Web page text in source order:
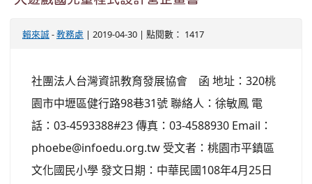
賴來誠-教務處 | 2019-04-30 | 點閱數： 1417
社團法人台灣資訊教育發展協會 函 地址：320桃
園市中壢區健行路98巷31號 聯絡人：徐敏鳳 電
話：03-4593388#23 傳真：03-4588930 Email：
phoebe@infoedu.org.tw 受文者：桃園市平鎮區
文化國民小學 發文日期：中華民國108年4月25日